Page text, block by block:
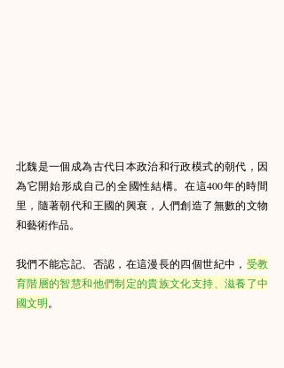
北魏是一個成為古代日本政治和行政模式的朝代，因
為它開始形成自己的全國性結構。在這400年的時間
里，隨著朝代和王國的興衰，人們創造了無數的文物
和藝術作品。
我們不能忘記、否認，在這漫長的四個世紀中， 受教
育階層的智慧和他們制定的貴族文化支持、滋養了中
國文明。